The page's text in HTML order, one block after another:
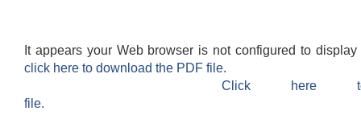
It appears your Web browser is not configured to
click here to download the PDF file.
Click here
file.